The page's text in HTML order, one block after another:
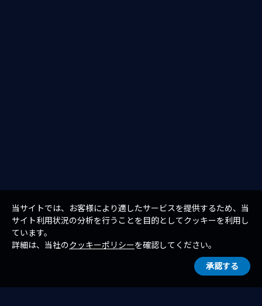
当サイトでは、お客様により適したサービスを提供するため、当
サイト利用状況の分析を行うことを目的としてクッキーを利用し
ています。
詳細は、当社のクッキーポリシーを確認してください。
承認する